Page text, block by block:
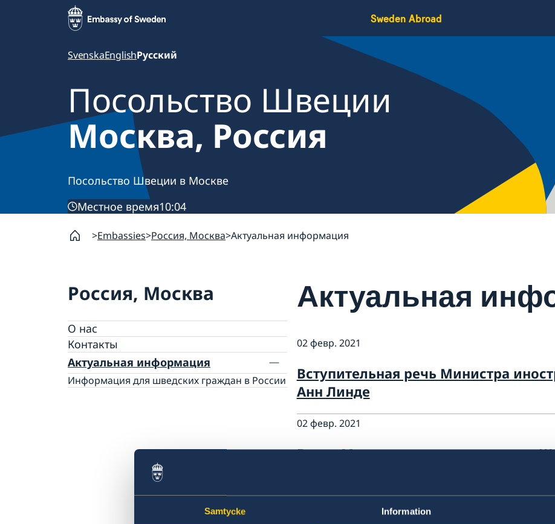
Samtycke Information
Sweden Abroad
SvenskaEnglishРусский
Посольство Швеции
Москва, Россия
Посольство Швеции в Москве
Местное время10:04
Embassies Россия, Москва Актуальная информация
Россия, Москва
О нас
Контакты
Актуальная информация
Информация для шведских граждан в России
Актуальная
02 февр. 2021
Вступительная речь Министра
Анн Линде
02 февр. 2021
Визит Министра иностранных дел